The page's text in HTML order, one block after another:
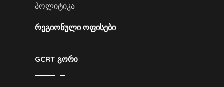
პოლიტიკა
ᲠᲔᲒᲘᲝᲜᲣᲚᲘ ᲝᲤᲘᲡᲔᲑᲘ
GCRT გორი